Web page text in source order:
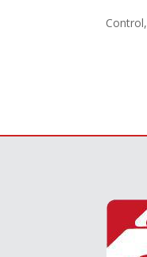
Control,